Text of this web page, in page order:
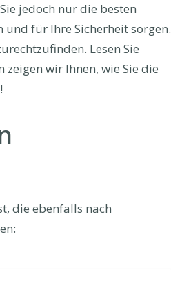
jedoch nur die besten
und für Ihre Sicherheit sorgen.
Lesen Sie
wir Ihnen, wie Sie die
die ebenfalls nach